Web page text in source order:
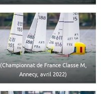
(Championnat de France Classe M,
Annecy, avril 2022)